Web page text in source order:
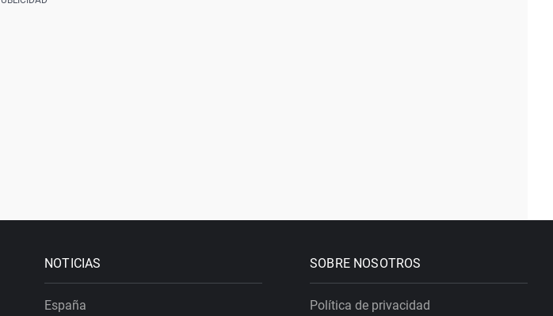
NOTICIAS
España
SOBRE NOSOTROS
Política de privacidad